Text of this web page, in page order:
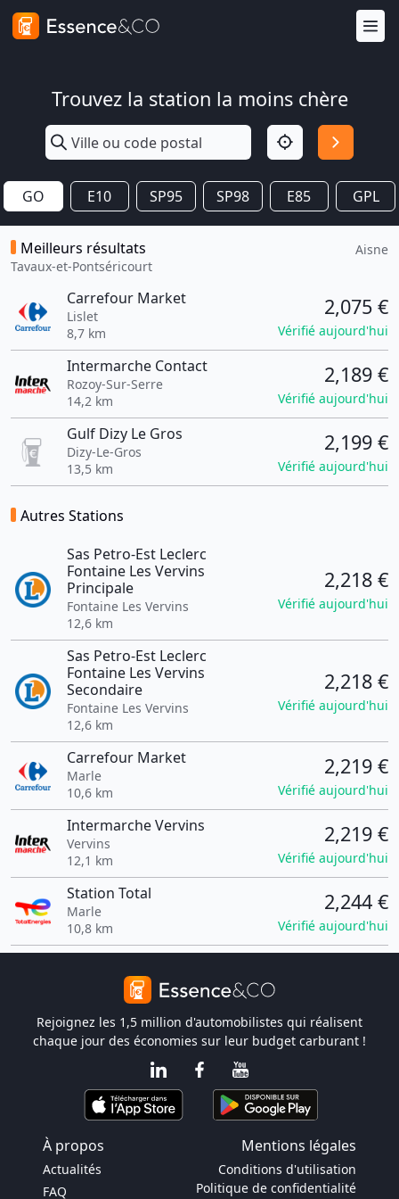
Trouvez la station la moins chère
GO E10 SP95 SP98 E85 GPL
Meilleurs résultats
Tavaux-et-Pontséricourt
Aisne
Carrefour Market
Lislet
8,7 km
2,075 €
Vérifié aujourd'hui
Intermarche Contact
Rozoy-Sur-Serre
14,2 km
2,189 €
Vérifié aujourd'hui
Gulf Dizy Le Gros
Dizy-Le-Gros
13,5 km
2,199 €
Vérifié aujourd'hui
Autres Stations
Sas Petro-Est Leclerc
Fontaine Les Vervins
Principale
Fontaine Les Vervins
12,6 km
2,218 €
Vérifié aujourd'hui
Sas Petro-Est Leclerc
Fontaine Les Vervins
Secondaire
Fontaine Les Vervins
12,6 km
2,218 €
Vérifié aujourd'hui
Carrefour Market
Marle
10,6 km
2,219 €
Vérifié aujourd'hui
Intermarche Vervins
Vervins
12,1 km
2,219 €
Vérifié aujourd'hui
Station Total
Marle
10,8 km
2,244 €
Vérifié aujourd'hui
Rejoignez les 1,5 million d'automobilistes qui réalisent
chaque jour des économies sur leur budget carburant !
À propos Mentions légales
Actualités
FAQ
Conditions d'utilisation
Politique de confidentialité